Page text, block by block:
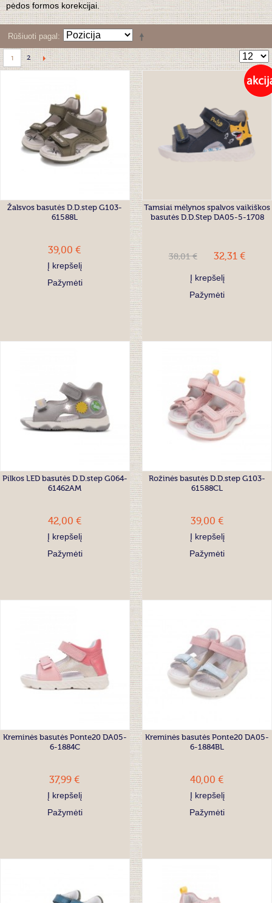
pėdos formos korekcijai.
Rūšiuoti pagal
1 2
Žalsvos basutės D.D.step G103-
61588L
39,00 €
Į krepšelį
Pažymėti
Tamsiai mėlynos spalvos vaikiškos
basutės D.D.Step DA05-5-1708
38,01 € 32,31 €
Į krepšelį
Pažymėti
Pilkos LED basutės D.D.step G064-
61462AM
42,00 €
Į krepšelį
Pažymėti
Rožinės basutės D.D.step G103-
61588CL
39,00 €
Į krepšelį
Pažymėti
Kreminės basutės Ponte20 DA05-
6-1884C
37,99 €
Į krepšelį
Pažymėti
Kreminės basutės Ponte20 DA05-
6-1884BL
40,00 €
Į krepšelį
Pažymėti